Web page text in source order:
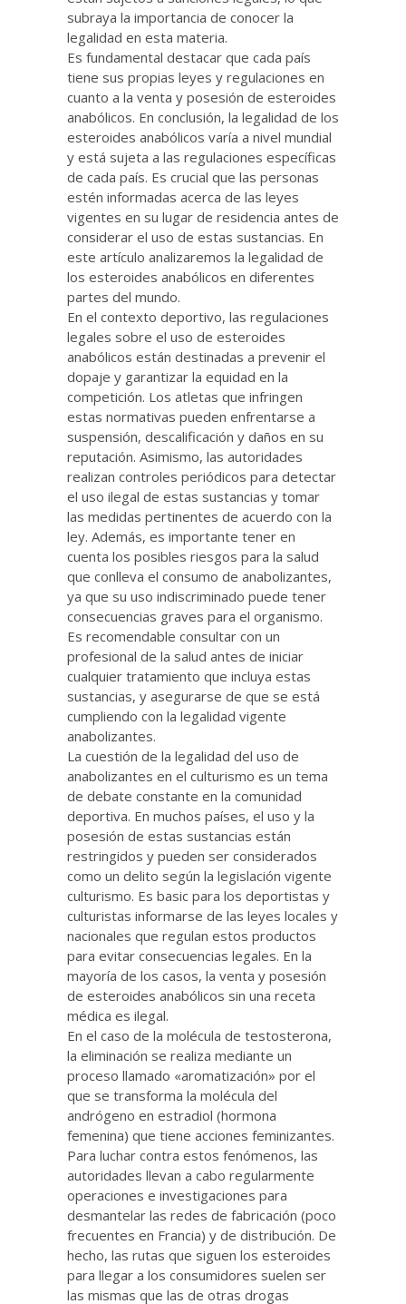
subraya la importancia de conocer la
legalidad en esta materia.
Es fundamental destacar que cada país
tiene sus propias leyes y regulaciones en
cuanto a la venta y posesión de esteroides
anabólicos. En conclusión, la legalidad de los
esteroides anabólicos varía a nivel mundial
y está sujeta a las regulaciones específicas
de cada país. Es crucial que las personas
estén informadas acerca de las leyes
vigentes en su lugar de residencia antes de
considerar el uso de estas sustancias. En
este artículo analizaremos la legalidad de
los esteroides anabólicos en diferentes
partes del mundo.
En el contexto deportivo, las regulaciones
legales sobre el uso de esteroides
anabólicos están destinadas a prevenir el
dopaje y garantizar la equidad en la
competición. Los atletas que infringen
estas normativas pueden enfrentarse a
suspensión, descalificación y daños en su
reputación. Asimismo, las autoridades
realizan controles periódicos para detectar
el uso ilegal de estas sustancias y tomar
las medidas pertinentes de acuerdo con la
ley. Además, es importante tener en
cuenta los posibles riesgos para la salud
que conlleva el consumo de anabolizantes,
ya que su uso indiscriminado puede tener
consecuencias graves para el organismo.
Es recomendable consultar con un
profesional de la salud antes de iniciar
cualquier tratamiento que incluya estas
sustancias, y asegurarse de que se está
cumpliendo con la legalidad vigente
anabolizantes.
La cuestión de la legalidad del uso de
anabolizantes en el culturismo es un tema
de debate constante en la comunidad
deportiva. En muchos países, el uso y la
posesión de estas sustancias están
restringidos y pueden ser considerados
como un delito según la legislación vigente
culturismo. Es basic para los deportistas y
culturistas informarse de las leyes locales y
nacionales que regulan estos productos
para evitar consecuencias legales. En la
mayoría de los casos, la venta y posesión
de esteroides anabólicos sin una receta
médica es ilegal.
En el caso de la molécula de testosterona,
la eliminación se realiza mediante un
proceso llamado «aromatización» por el
que se transforma la molécula del
andrógeno en estradiol (hormona
femenina) que tiene acciones feminizantes.
Para luchar contra estos fenómenos, las
autoridades llevan a cabo regularmente
operaciones e investigaciones para
desmantelar las redes de fabricación (poco
frecuentes en Francia) y de distribución. De
hecho, las rutas que siguen los esteroides
para llegar a los consumidores suelen ser
las mismas que las de otras drogas